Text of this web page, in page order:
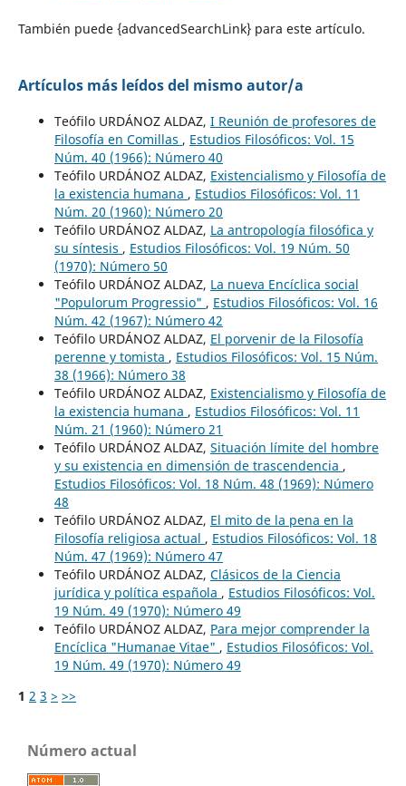
También puede {advancedSearchLink} para este artículo.
Artículos más leídos del mismo autor/a
Teófilo URDÁNOZ ALDAZ, I Reunión de profesores de
Filosofía en Comillas , Estudios Filosóficos: Vol. 15
Núm. 40 (1966): Número 40
Teófilo URDÁNOZ ALDAZ, Existencialismo y Filosofía de
la existencia humana , Estudios Filosóficos: Vol. 11
Núm. 20 (1960): Número 20
Teófilo URDÁNOZ ALDAZ, La antropología filosófica y
su síntesis , Estudios Filosóficos: Vol. 19 Núm. 50
(1970): Número 50
Teófilo URDÁNOZ ALDAZ, La nueva Encíclica social
"Populorum Progressio" , Estudios Filosóficos: Vol. 16
Núm. 42 (1967): Número 42
Teófilo URDÁNOZ ALDAZ, El porvenir de la Filosofía
perenne y tomista , Estudios Filosóficos: Vol. 15 Núm.
38 (1966): Número 38
Teófilo URDÁNOZ ALDAZ, Existencialismo y Filosofía de
la existencia humana , Estudios Filosóficos: Vol. 11
Núm. 21 (1960): Número 21
Teófilo URDÁNOZ ALDAZ, Situación límite del hombre
y su existencia en dimensión de trascendencia ,
Estudios Filosóficos: Vol. 18 Núm. 48 (1969): Número
48
Teófilo URDÁNOZ ALDAZ, El mito de la pena en la
Filosofía religiosa actual , Estudios Filosóficos: Vol. 18
Núm. 47 (1969): Número 47
Teófilo URDÁNOZ ALDAZ, Clásicos de la Ciencia
jurídica y política española , Estudios Filosóficos: Vol.
19 Núm. 49 (1970): Número 49
Teófilo URDÁNOZ ALDAZ, Para mejor comprender la
Encíclica "Humanae Vitae" , Estudios Filosóficos: Vol.
19 Núm. 49 (1970): Número 49
1 2 3 > >>
Número actual